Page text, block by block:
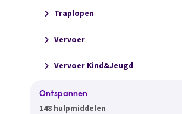
Traplopen
Vervoer
Vervoer Kind&Jeugd
Ontspannen
148 hulpmiddelen